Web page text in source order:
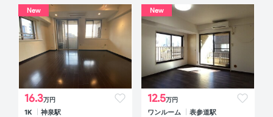
New
16.3万円
1K 神泉駅
New
12.5万円
ワンルーム 表参道駅